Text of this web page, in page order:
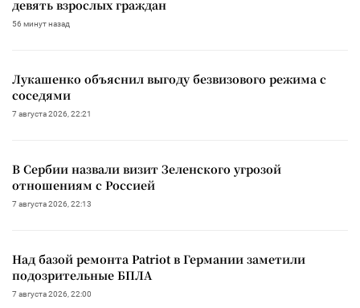
девять взрослых граждан
56 минут назад
Лукашенко объяснил выгоду безвизового режима с
соседями
7 августа 2026, 22:21
В Сербии назвали визит Зеленского угрозой
отношениям с Россией
7 августа 2026, 22:13
Над базой ремонта Patriot в Германии заметили
подозрительные БПЛА
7 августа 2026, 22:00